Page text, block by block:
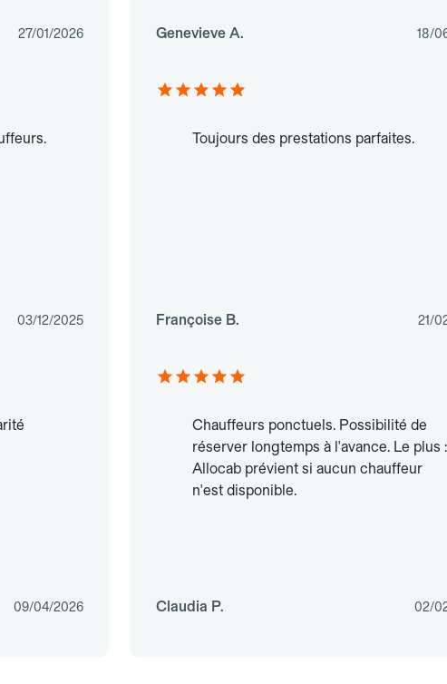
27/01/2026 Genevieve A. 18/
03/12/2025
Toujours des prestations parfaites.
Françoise B. 21/
09/04/2026
Chauffeurs ponctuels. Possibilité de
réserver longtemps à l'avance. Le plus :
Allocab prévient si aucun chauffeur
n'est disponible.
Claudia P. 02/